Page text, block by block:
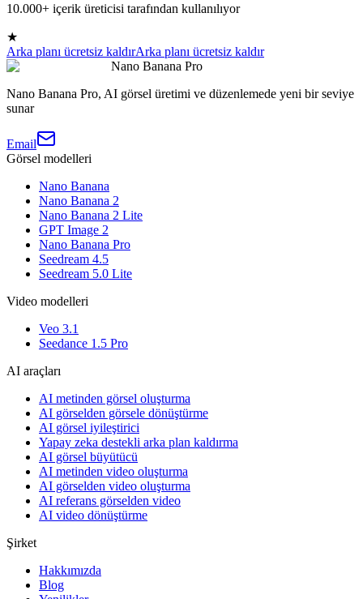
10.000+ içerik üreticisi tarafından kullanılıyor
★
Arka planı ücretsiz kaldırArka planı ücretsiz kaldır
Nano Banana Pro
Nano Banana Pro, AI görsel üretimi ve düzenlemede yeni bir seviye
sunar
Email
Görsel modelleri
Nano Banana
Nano Banana 2
Nano Banana 2 Lite
GPT Image 2
Nano Banana Pro
Seedream 4.5
Seedream 5.0 Lite
Video modelleri
Veo 3.1
Seedance 1.5 Pro
AI araçları
AI metinden görsel oluşturma
AI görselden görsele dönüştürme
AI görsel iyileştirici
Yapay zeka destekli arka plan kaldırma
AI görsel büyütücü
AI metinden video oluşturma
AI görselden video oluşturma
AI referans görselden video
AI video dönüştürme
Şirket
Hakkımızda
Blog